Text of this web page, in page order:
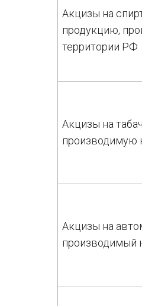
Акцизы на
продукцию,
территории РФ
Акцизы на
производимую
Акцизы на
производимый